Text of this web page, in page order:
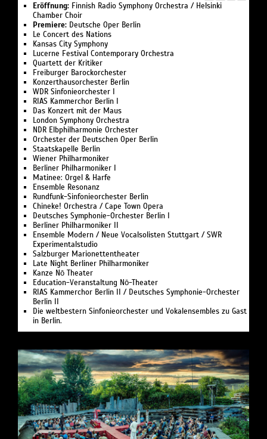
Eröffnung: Finnish Radio Symphony Orchestra / Helsinki
Chamber Choir
Premiere: Deutsche Oper Berlin
Le Concert des Nations
Kansas City Symphony
Lucerne Festival Contemporary Orchestra
Quartett der Kritiker
Freiburger Barockorchester
Konzerthausorchester Berlin
WDR Sinfonieorchester I
RIAS Kammerchor Berlin I
Das Konzert mit der Maus
London Symphony Orchestra
NDR Elbphilharmonie Orchester
Orchester der Deutschen Oper Berlin
Staatskapelle Berlin
Wiener Philharmoniker
Berliner Philharmoniker I
Matinee: Orgel & Harfe
Ensemble Resonanz
Rundfunk-Sinfonieorchester Berlin
Chineke! Orchestra / Cape Town Opera
Deutsches Symphonie-Orchester Berlin I
Berliner Philharmoniker II
Ensemble Modern / Neue Vocalsolisten Stuttgart / SWR
Experimentalstudio
Salzburger Marionettentheater
Late Night Berliner Philharmoniker
Kanze Nō Theater
Education-Veranstaltung Nō-Theater
RIAS Kammerchor Berlin II / Deutsches Symphonie-Orchester
Berlin II
Die weltbestern Sinfonieorchester und Vokalensembles zu Gast
in Berlin.